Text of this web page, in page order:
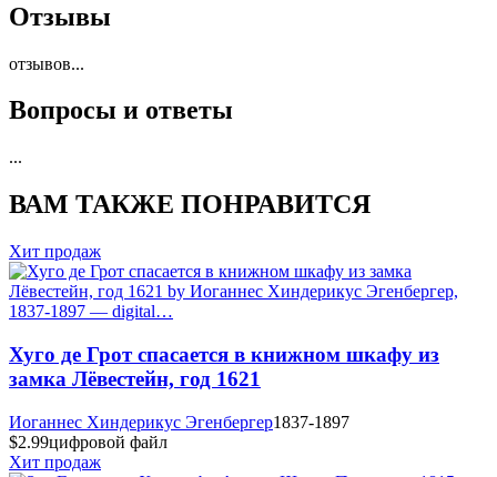
Отзывы
отзывов...
Вопросы и ответы
...
ВАМ ТАКЖЕ ПОНРАВИТСЯ
Хит продаж
Хуго де Грот спасается в книжном шкафу из
замка Лёвестейн, год 1621
Иоганнес Хиндерикус Эгенбергер1837-1897
$2.99цифровой файл
Хит продаж